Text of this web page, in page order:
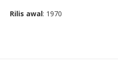
Rilis awal: 1970